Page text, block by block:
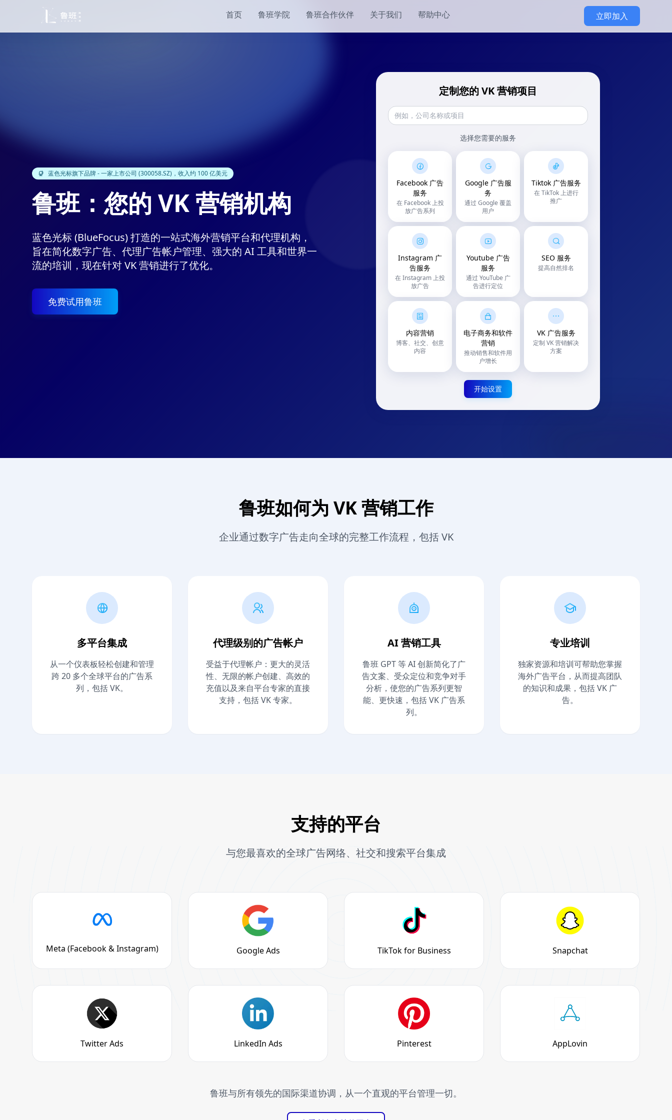
首页 鲁班学院 鲁班合作伙伴 关于我们 帮助中心 立即加入
蓝色光标旗下品牌 - 一家上市公司 (300058.SZ)，收入约 100 亿美元
鲁班：您的 VK 营销机构
蓝色光标 (BlueFocus) 打造的一站式海外营销平台和代理机构，
旨在简化数字广告、代理广告帐户管理、强大的 AI 工具和世界一
流的培训，现在针对 VK 营销进行了优化。
免费试用鲁班
定制您的 VK 营销项目
选择您需要的服务
Facebook 广告
服务
在 Facebook 上投
放广告系列
Google 广告服
务
通过 Google 覆盖
用户
Tiktok 广告服务
在 TikTok 上进行
推广
Instagram 广
告服务
在 Instagram 上投
放广告
Youtube 广告
服务
通过 YouTube 广
告进行定位
SEO 服务
提高自然排名
内容营销
博客、社交、创意
内容
电子商务和软件
营销
推动销售和软件用
户增长
VK 广告服务
定制 VK 营销解决
方案
开始设置
鲁班如何为 VK 营销工作
企业通过数字广告走向全球的完整工作流程，包括 VK
多平台集成
从一个仪表板轻松创建和管理
跨 20 多个全球平台的广告系
列，包括 VK。
代理级别的广告帐户
受益于代理帐户：更大的灵活
性、无限的帐户创建、高效的
充值以及来自平台专家的直接
支持，包括 VK 专家。
AI 营销工具
鲁班 GPT 等 AI 创新简化了广
告文案、受众定位和竞争对手
分析，使您的广告系列更智
能、更快速，包括 VK 广告系
列。
专业培训
独家资源和培训可帮助您掌握
海外广告平台，从而提高团队
的知识和成果，包括 VK 广
告。
支持的平台
与您最喜欢的全球广告网络、社交和搜索平台集成
Meta (Facebook & Instagram) Google Ads TikTok for Business Snapchat
Twitter Ads LinkedIn Ads Pinterest AppLovin
鲁班与所有领先的国际渠道协调，从一个直观的平台管理一切。